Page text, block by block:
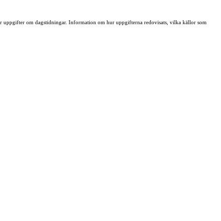
uppgifter om dagstidningar. Information om hur uppgifterna redovisats, vilka källor som